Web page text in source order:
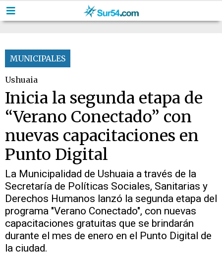
MUNICIPALES
Ushuaia
Inicia la segunda etapa de
“Verano Conectado” con
nuevas capacitaciones en
Punto Digital
La Municipalidad de Ushuaia a través de la
Secretaría de Políticas Sociales, Sanitarias y
Derechos Humanos lanzó la segunda etapa del
programa "Verano Conectado", con nuevas
capacitaciones gratuitas que se brindarán
durante el mes de enero en el Punto Digital de
la ciudad.